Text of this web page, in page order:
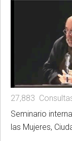
27,883
Seminario
las Mujeres,